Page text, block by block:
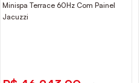
Minispa Terrace 60Hz Com Painel
Jacuzzi